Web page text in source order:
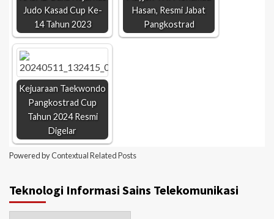
Judo Kasad Cup Ke-
14 Tahun 2023
Hasan, Resmi Jabat
Pangkostrad
Kejuaraan Taekwondo
Pangkostrad Cup
Tahun 2024 Resmi
Digelar
Powered byContextual Related Posts
Teknologi Informasi Sains Telekomunikasi